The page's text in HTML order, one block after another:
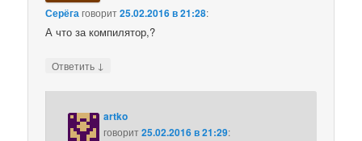
Серёгаговорит25.02.2016 в 21:28:
А что за компилятор,?
Ответить ↓
artko
говорит25.02.2016 в 21:29: